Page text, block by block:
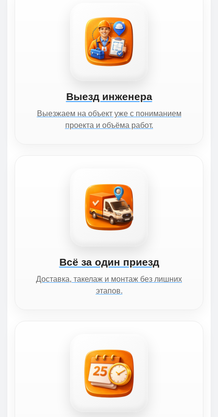
Выезд инженера
Выезжаем на объект уже с пониманием
проекта и объёма работ.
Всё за один приезд
Доставка, такелаж и монтаж без лишних
этапов.